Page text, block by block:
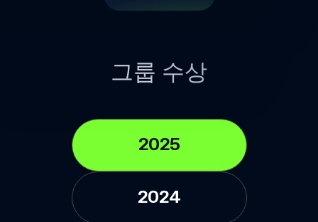
그룹 수상
2025
2024